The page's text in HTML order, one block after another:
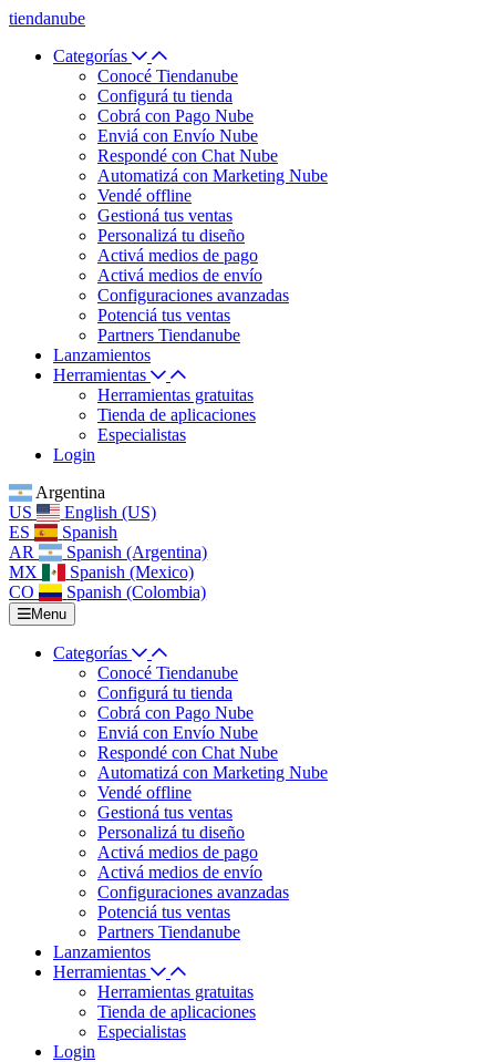
tiendanube
Categorías
Conocé Tiendanube
Configurá tu tienda
Cobrá con Pago Nube
Enviá con Envío Nube
Respondé con Chat Nube
Automatizá con Marketing Nube
Vendé offline
Gestioná tus ventas
Personalizá tu diseño
Activá medios de pago
Activá medios de envío
Configuraciones avanzadas
Potenciá tus ventas
Partners Tiendanube
Lanzamientos
Herramientas
Herramientas gratuitas
Tienda de aplicaciones
Especialistas
Login
Argentina
US
English (US)
ES
Spanish
AR
Spanish (Argentina)
MX
Spanish (Mexico)
CO
Spanish (Colombia)
Menu
Categorías
Conocé Tiendanube
Configurá tu tienda
Cobrá con Pago Nube
Enviá con Envío Nube
Respondé con Chat Nube
Automatizá con Marketing Nube
Vendé offline
Gestioná tus ventas
Personalizá tu diseño
Activá medios de pago
Activá medios de envío
Configuraciones avanzadas
Potenciá tus ventas
Partners Tiendanube
Lanzamientos
Herramientas
Herramientas gratuitas
Tienda de aplicaciones
Especialistas
Login